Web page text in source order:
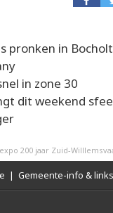
pronken in Bocholt
in zone 30
dit weekend
200 jaar Zuid-
| Gemeente-info & links